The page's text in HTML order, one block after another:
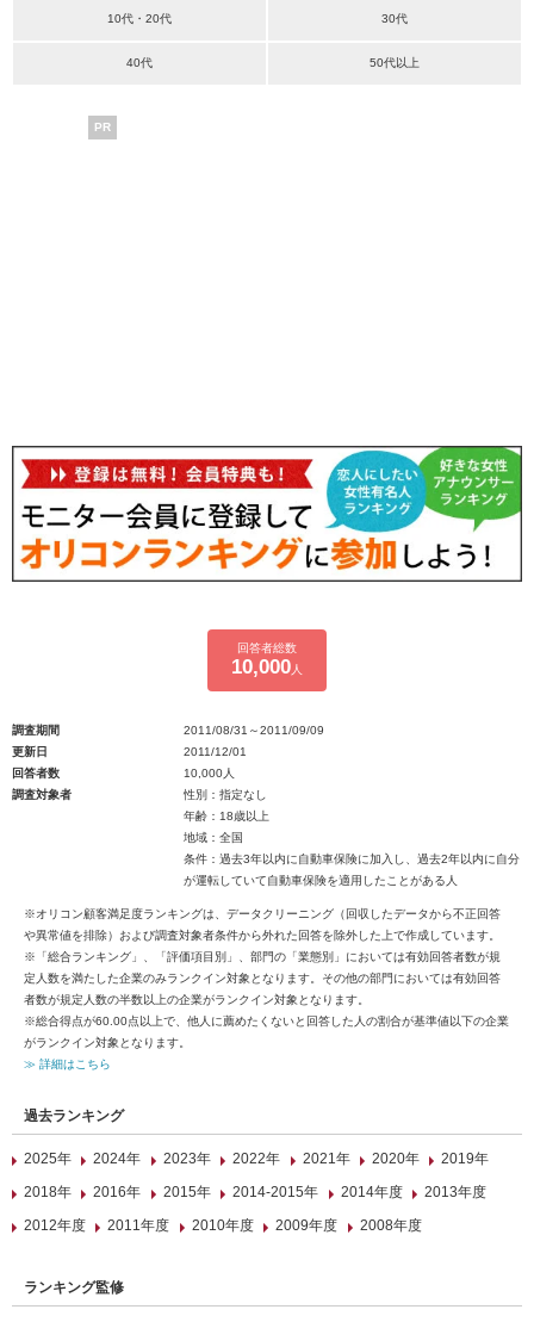
10代・20代 30代
40代 50代以上
PR
回答者総数
10,000 人
調査期間
2011/08/31～2011/09/09
更新日
2011/12/01
回答者数
10,000人
調査対象者
性別：指定なし
年齢：18歳以上
地域：全国
条件：過去3年以内に自動車保険に加入し、過去2年以内に自分
が運転していて自動車保険を適用したことがある人
※オリコン顧客満足度ランキングは、データクリーニング（回収したデータから不正回答
や異常値を排除）および調査対象者条件から外れた回答を除外した上で作成しています。
※「総合ランキング」、「評価項目別」、部門の「業態別」においては有効回答者数が規
定人数を満たした企業のみランクイン対象となります。その他の部門においては有効回答
者数が規定人数の半数以上の企業がランクイン対象となります。
※総合得点が60.00点以上で、他人に薦めたくないと回答した人の割合が基準値以下の企業
がランクイン対象となります。
≫ 詳細はこちら
過去ランキング
2025年 2024年 2023年 2022年 2021年 2020年
2019年
2018年
2016年 2015年 2014-2015年 2014年度
2013年度
2012年度
2011年度 2010年度 2009年度 2008年度
ランキング監修